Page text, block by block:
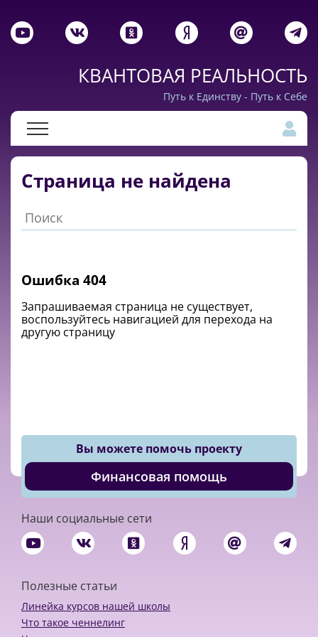
КВАНТОВАЯ РЕАЛЬНОСТЬ
Путь к Единству - Путь к Себе
Страница не найдена
Ошибка 404
Запрашиваемая cтраница не существует,
воспользуйтесь навигацией для перехода на
другую страницу
Вы можете помочь проекту
Финансовая помощь
Наши социальные сети
Полезные статьи
Линейка курсов нашей школы
Что такое ченнелинг